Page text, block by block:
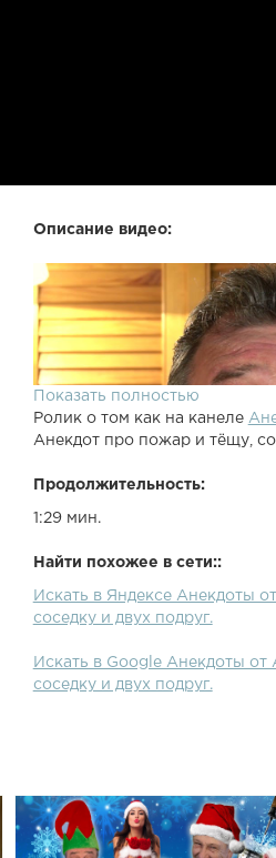
Описание видео:
Показать полностью
Ролик о том как на канеле
Анекдот про пожар и тёщу,
Продолжительность:
1:29 мин.
Найти похожее в сети::
Искать в Яндексе Анекдоты
соседку и двух подруг.
Искать в Google Анекдоты
соседку и двух подруг.